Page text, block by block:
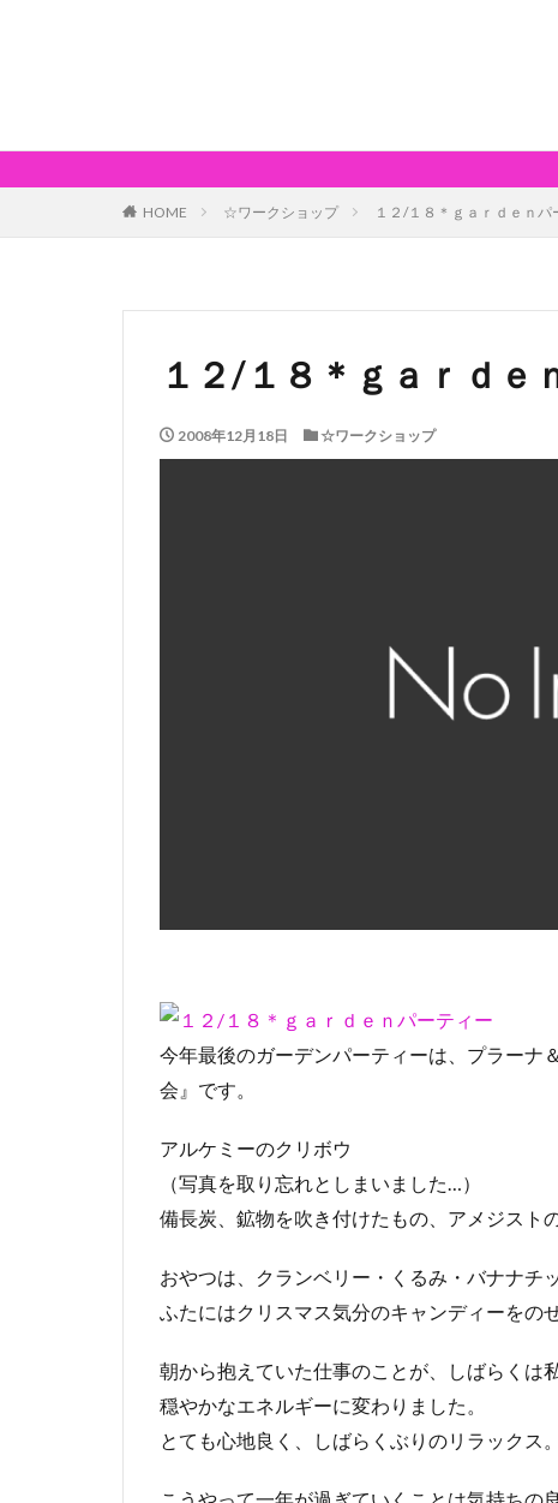
HOME ☆ワークショップ １２/１８＊ｇａｒｄｅｎパ
１２/１８＊ｇａｒｄｅ
2008年12月18日 ☆ワークショップ
今年最後のガーデンパーティーは、プラーナ
会』です。
アルケミーのクリボウ
（写真を取り忘れとしまいました…）
備長炭、鉱物を吹き付けたもの、アメジスト
おやつは、クランベリー・くるみ・バナナチ
ふたにはクリスマス気分のキャンディーをの
朝から抱えていた仕事のことが、しばらくは
穏やかなエネルギーに変わりました。
とても心地良く、しばらくぶりのリラックス。
こうやって一年が過ぎていくことは気持ちの